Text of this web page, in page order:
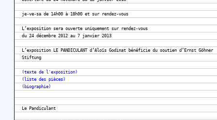
je-ve-sa de 14h00 à 18h00 et sur rendez-vous
L’exposition sera ouverte uniquement sur rendez-vous
du 24 décembre 2012 au 7 janvier 2013
L’exposition LE PANDICULANT d’Aloïs Godinat bénéficie du soutien d’Ernst Göhner
Stiftung
(texte de l'exposition)
(liste des pièces)
(biographie)
Le Pandiculant